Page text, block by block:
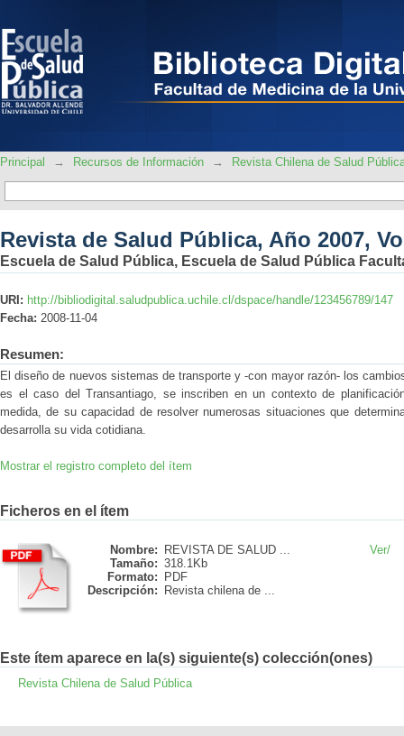
Principal → Recursos de Información → Revista Chilena de Salud
Revista de Salud Pública, Año 2007,
Escuela de Salud Pública, Escuela de Salud Pública
URI: http://bibliodigital.saludpublica.uchile.cl/dspace/handle/123456789/147
Fecha: 2008-11-04
Resumen:
El diseño de nuevos sistemas de transporte y -con mayor razón- los
es el caso del Transantiago, se inscriben en un contexto de
medida, de su capacidad de resolver numerosas situaciones que
desarrolla su vida cotidiana.
Mostrar el registro completo del ítem
Ficheros en el ítem
Nombre:
REVISTA DE SALUD ...
Tamaño: 318.1Kb
Formato:
PDF
Descripción:
Revista chilena de ...
Ver/
Este ítem aparece en la(s) siguiente(s) colección(ones)
Revista Chilena de Salud Pública